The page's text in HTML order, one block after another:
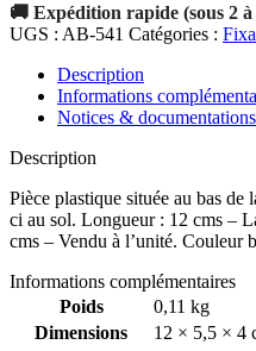
🚚 Expédition rapide (sous 2
UGS : AB-541 Catégories :
Description
Informations
Notices & documentations
Description
Pièce plastique située au bas
ci au sol. Longueur : 12 cms –
cms – Vendu à l’unité. Couleur
Informations complémentaires
Poids
0,11 kg
Dimensions
12 × 5,5 × 4